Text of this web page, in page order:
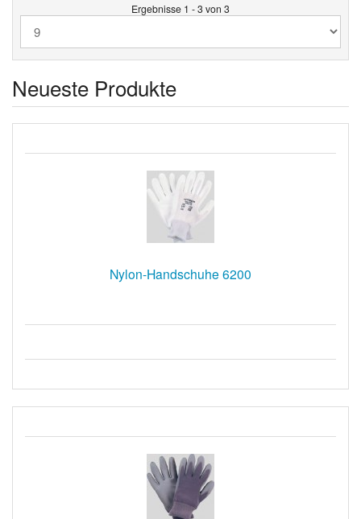
Ergebnisse 1 - 3 von 3
Neueste Produkte
Nylon-Handschuhe 6200